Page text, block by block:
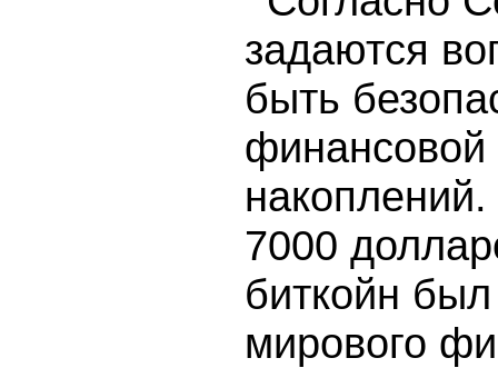
задаются
быть
финансовой
7000
биткойн
мирового